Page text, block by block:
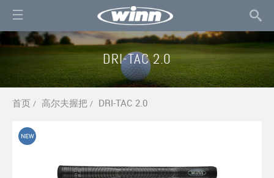
DRI-TAC 2.0
首页 / 高尔夫握把 / DRI-TAC 2.0
NEW